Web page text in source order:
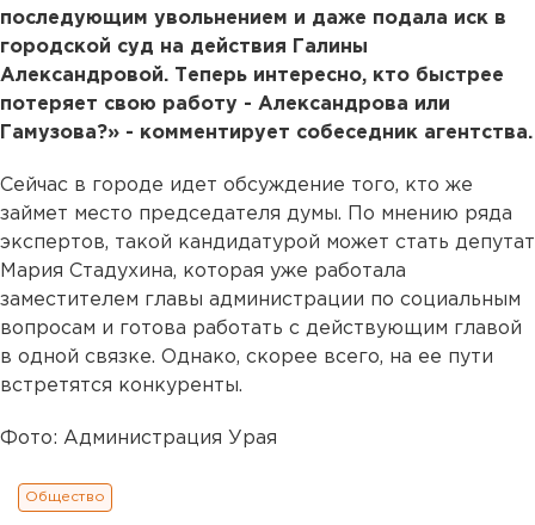
последующим увольнением и даже подала иск в
городской суд на действия Галины
Александровой. Теперь интересно, кто быстрее
потеряет свою работу - Александрова или
Гамузова?» - комментирует собеседник агентства.
Сейчас в городе идет обсуждение того, кто же
займет место председателя думы. По мнению ряда
экспертов, такой кандидатурой может стать депутат
Мария Стадухина, которая уже работала
заместителем главы администрации по социальным
вопросам и готова работать с действующим главой
в одной связке. Однако, скорее всего, на ее пути
встретятся конкуренты.
Фото: Администрация Урая
Общество